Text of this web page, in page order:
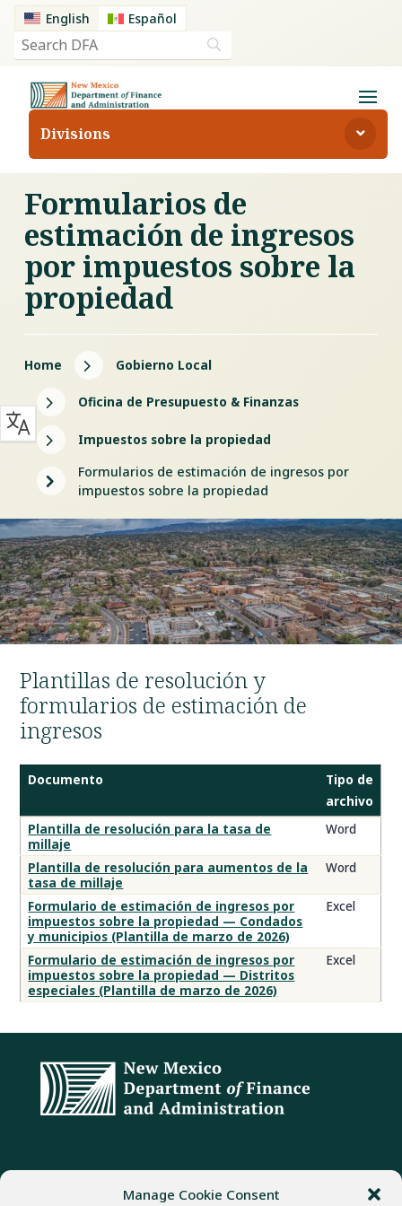
Manage Cookie Consent
English Español
Divisions
Formularios de
estimación de ingresos
por impuestos sobre la
propiedad
Home 5 Gobierno Local
5 Oficina de Presupuesto & Finanzas
5 Impuestos sobre la propiedad
5
Formularios de estimación de ingresos por
impuestos sobre la propiedad
Plantillas de resolución y
formularios de estimación de
ingresos
Plantillas
de
resolución
formularios
de
estimación
de
ingresos
por
propiedad
Documento
Tipo de
archivo
Plantilla de resolución para la tasa de
millaje
Word
Plantilla de resolución para aumentos de la
tasa de millaje
Word
Formulario de estimación de ingresos por
impuestos sobre la propiedad — Condados
y municipios (Plantilla de marzo de 2026)
Excel
Formulario de estimación de ingresos por
impuestos sobre la propiedad — Distritos
especiales (Plantilla de marzo de 2026)
Excel